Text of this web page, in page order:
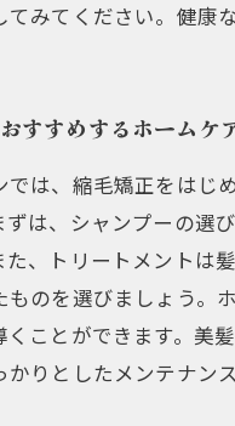
てみてください。健康
すすめするホームケ
は、縮毛矯正をはじ
は、シャンプーの選
た、トリートメントは
のを選びましょう。
ことができます。美
りとしたメンテナン